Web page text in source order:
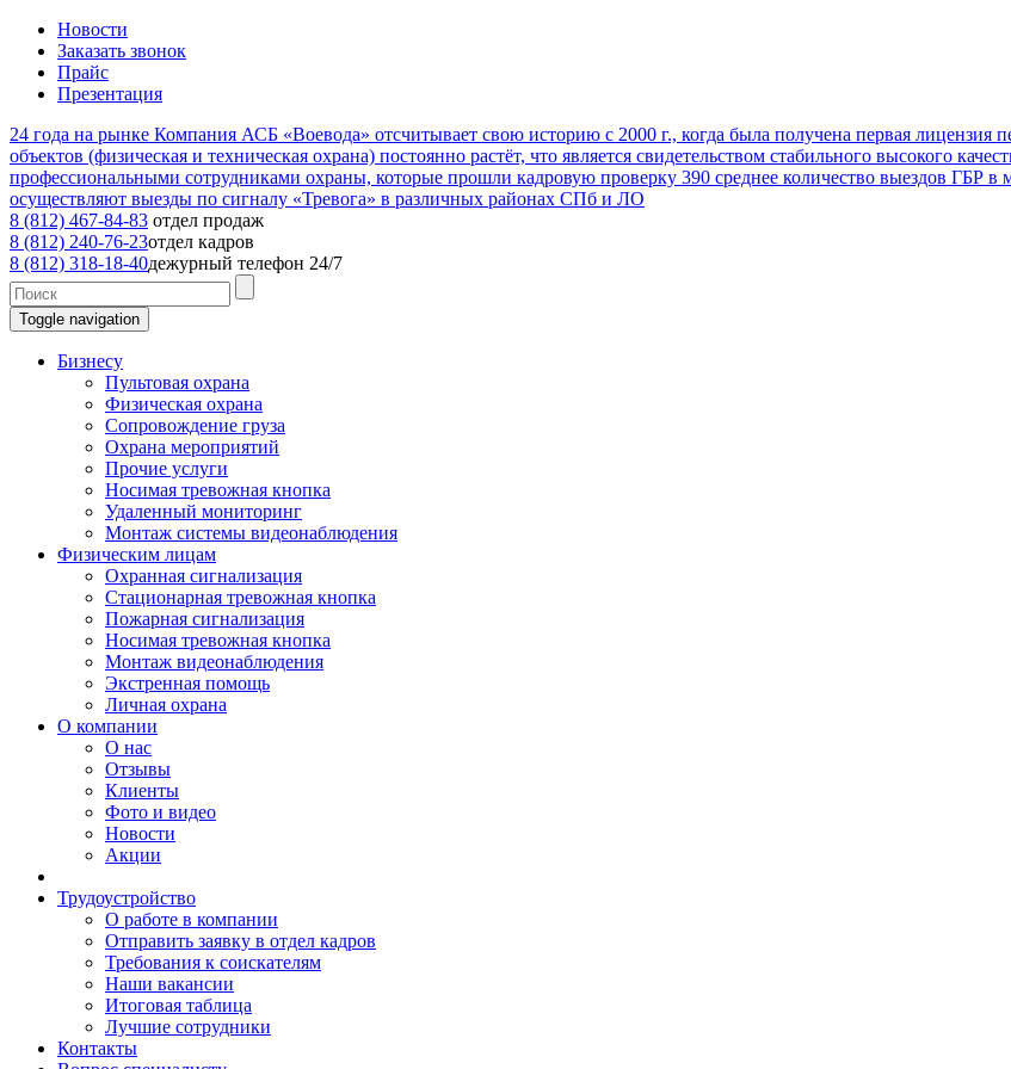
Новости
Заказать звонок
Прайс
Презентация
24 года на рынке Компания АСБ «Воевода» отсчитывает свою историю с 2000 г., когда была получена первая лицензия
объектов (физическая и техническая охрана) постоянно растёт, что является свидетельством стабильного высокого
профессиональными сотрудниками охраны, которые прошли кадровую проверку 390 среднее количество выездов ГБР в
осуществляют выезды по сигналу «Тревога» в различных районах СПб и ЛО
8 (812) 467-84-83 отдел продаж
8 (812) 240-76-23отдел кадров
8 (812) 318-18-40дежурный телефон 24/7
Toggle navigation
Бизнесу
Пультовая охрана
Физическая охрана
Сопровождение груза
Охрана мероприятий
Прочие услуги
Носимая тревожная кнопка
Удаленный мониторинг
Монтаж системы видеонаблюдения
Физическим лицам
Охранная сигнализация
Стационарная тревожная кнопка
Пожарная сигнализация
Носимая тревожная кнопка
Монтаж видеонаблюдения
Экстренная помощь
Личная охрана
О компании
О нас
Отзывы
Клиенты
Фото и видео
Новости
Акции
Трудоустройство
О работе в компании
Отправить заявку в отдел кадров
Требования к соискателям
Наши вакансии
Итоговая таблица
Лучшие сотрудники
Контакты